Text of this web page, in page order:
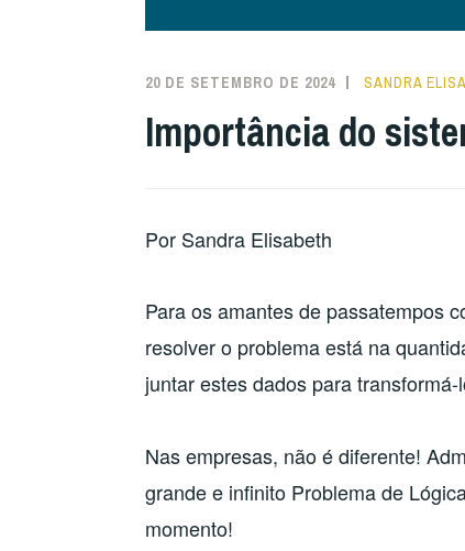
20 DE SETEMBRO DE 2024 SANDRA
Importância do
Por Sandra Elisabeth
Para os amantes de passatempos
resolver o problema está na
juntar estes dados para
Nas empresas, não é diferente!
grande e infinito Problema de
momento!